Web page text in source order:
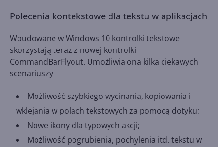
Polecenia kontekstowe dla tekstu w aplikacjach
Wbudowane w Windows 10 kontrolki tekstowe
skorzystają teraz z nowej kontrolki
CommandBarFlyout. Umożliwia ona kilka ciekawych
scenariuszy:
Możliwość szybkiego wycinania, kopiowania i
wklejania w polach tekstowych za pomocą dotyku;
Nowe ikony dla typowych akcji;
Możliwość pogrubienia, pochylenia itd. tekstu w